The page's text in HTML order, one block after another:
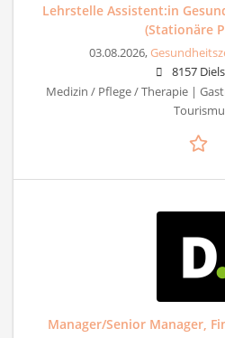
Lehrstelle Assistent:in
(Stationäre
03.08.2026,
8157
Medizin / Pflege / Therapie |
Manager/Senior Manager,